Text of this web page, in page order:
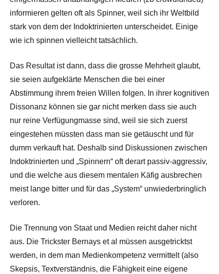
informieren gelten oft als Spinner, weil sich ihr Weltbild
stark von dem der Indoktrinierten unterscheidet. Einige
wie ich spinnen vielleicht tatsächlich.
Das Resultat ist dann, dass die grosse Mehrheit glaubt,
sie seien aufgeklärte Menschen die bei einer
Abstimmung ihrem freien Willen folgen. In ihrer kognitiven
Dissonanz können sie gar nicht merken dass sie auch
nur reine Verfügungmasse sind, weil sie sich zuerst
eingestehen müssten dass man sie getäuscht und für
dumm verkauft hat. Deshalb sind Diskussionen zwischen
Indoktrinierten und „Spinnern“ oft derart passiv-aggressiv,
und die welche aus diesem mentalen Käfig ausbrechen
meist lange bitter und für das „System“ unwiederbringlich
verloren.
Die Trennung von Staat und Medien reicht daher nicht
aus. Die Trickster Bernays et al müssen ausgetricktst
werden, in dem man Medienkompetenz vermittelt (also
Skepsis, Textverständnis, die Fähigkeit eine eigene